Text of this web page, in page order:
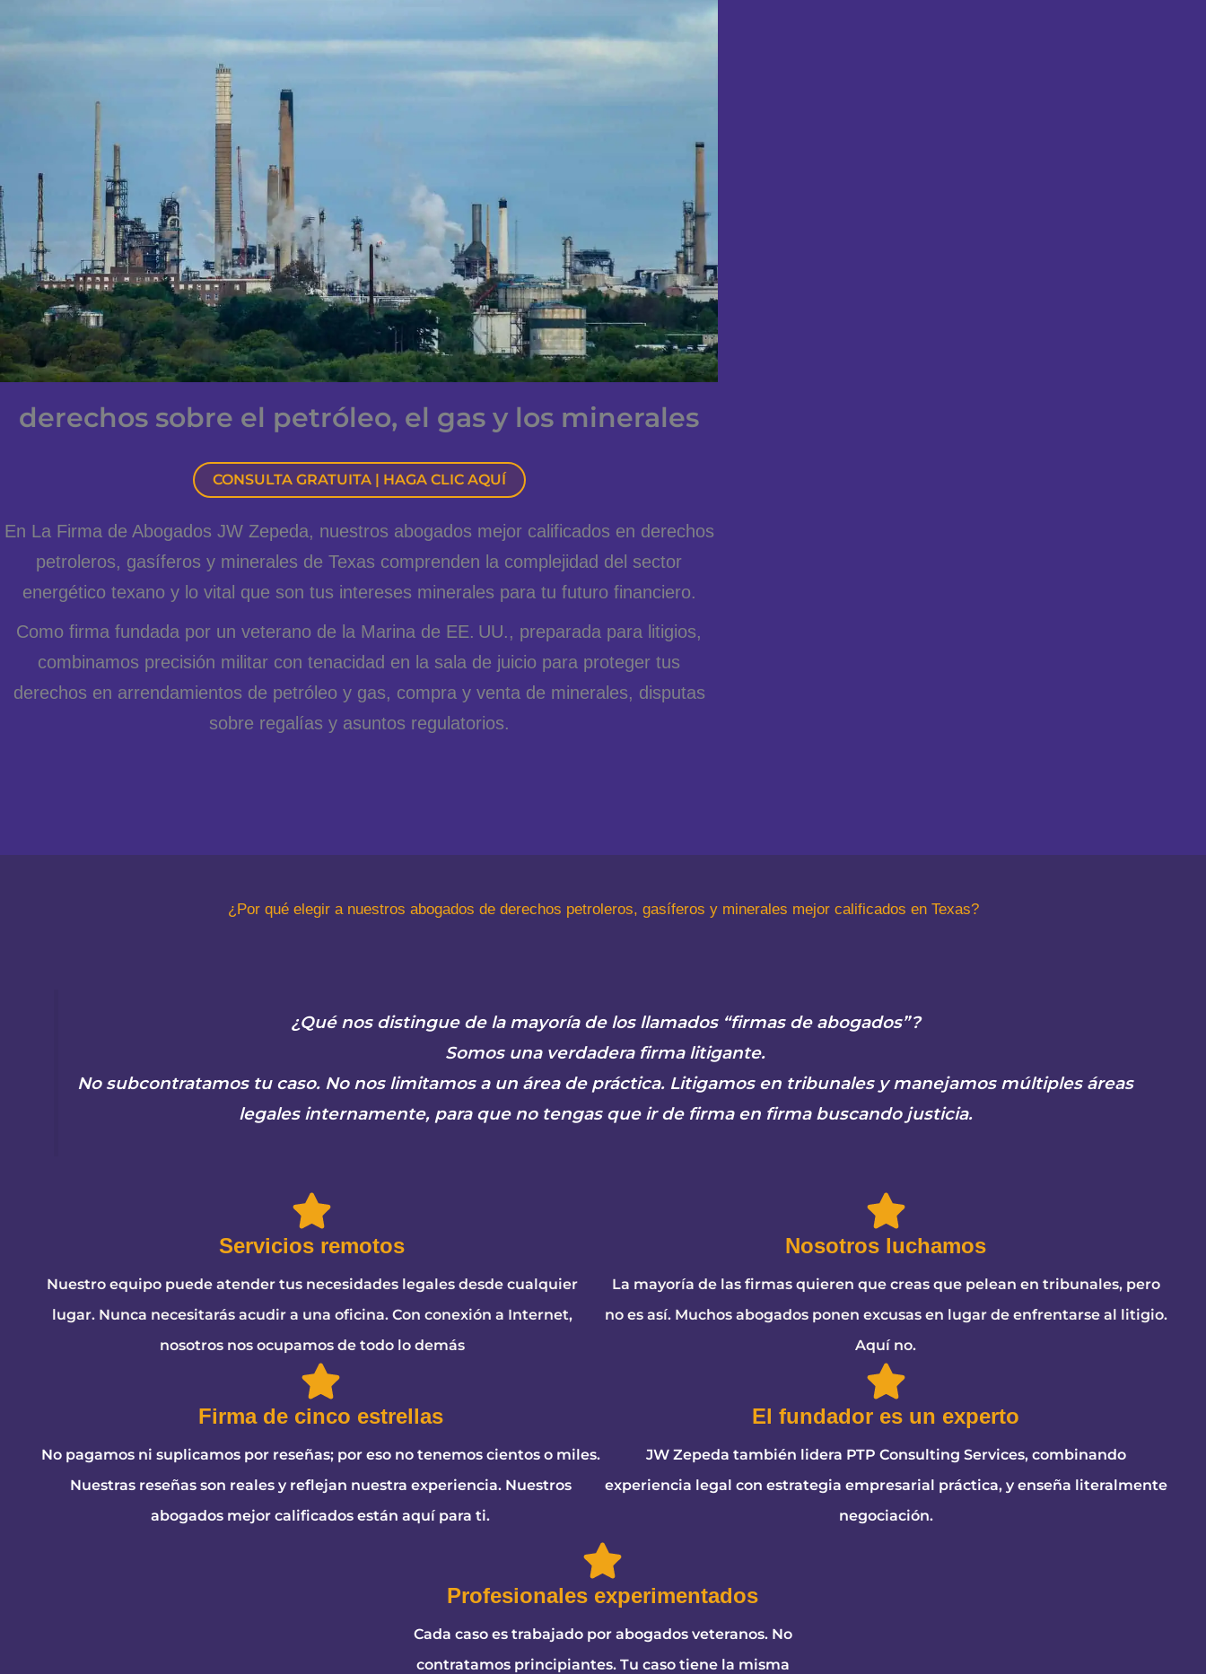
derechos sobre el petróleo, el gas y los minerales
CONSULTA GRATUITA | HAGA CLIC AQUÍ
En La Firma de Abogados JW Zepeda, nuestros abogados mejor calificados en derechos
petroleros, gasíferos y minerales de Texas comprenden la complejidad del sector
energético texano y lo vital que son tus intereses minerales para tu futuro financiero.
Como firma fundada por un veterano de la Marina de EE. UU., preparada para litigios,
combinamos precisión militar con tenacidad en la sala de juicio para proteger tus
derechos en arrendamientos de petróleo y gas, compra y venta de minerales, disputas
sobre regalías y asuntos regulatorios.
¿Por qué elegir a nuestros abogados de derechos petroleros, gasíferos y minerales mejor calificados en Texas?
¿Qué nos distingue de la mayoría de los llamados “firmas de abogados”?
Somos una verdadera firma litigante.
No subcontratamos tu caso. No nos limitamos a un área de práctica. Litigamos en tribunales y manejamos múltiples áreas
legales internamente, para que no tengas que ir de firma en firma buscando justicia.
Servicios remotos
Nuestro equipo puede atender tus necesidades legales desde cualquier
lugar. Nunca necesitarás acudir a una oficina. Con conexión a Internet,
nosotros nos ocupamos de todo lo demás
Nosotros luchamos
La mayoría de las firmas quieren que creas que pelean en tribunales, pero
no es así. Muchos abogados ponen excusas en lugar de enfrentarse al litigio.
Aquí no.
Firma de cinco estrellas
No pagamos ni suplicamos por reseñas; por eso no tenemos cientos o miles.
Nuestras reseñas son reales y reflejan nuestra experiencia. Nuestros
abogados mejor calificados están aquí para ti.
El fundador es un experto
JW Zepeda también lidera PTP Consulting Services, combinando
experiencia legal con estrategia empresarial práctica, y enseña literalmente
negociación.
Profesionales experimentados
Cada caso es trabajado por abogados veteranos. No
contratamos principiantes. Tu caso tiene la misma